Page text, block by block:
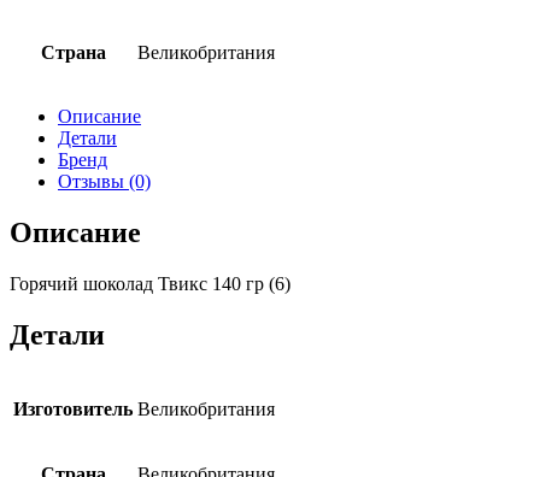
Страна Великобритания
Описание
Детали
Бренд
Отзывы (0)
Описание
Горячий шоколад Твикс 140 гр (6)
Детали
Изготовитель Великобритания